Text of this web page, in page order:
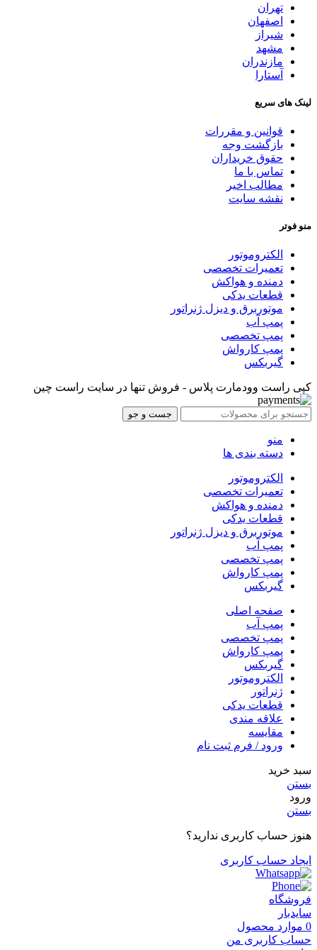
تهران
اصفهان
شیراز
مشهد
مازندران
آستارا
لینک های سریع
قوانین و مقررات
بازگشت وجه
حقوق خریداران
تماس با ما
مطالب اخیر
نقشه سایت
منو فوتر
الکتروموتور
تعمیرات تخصصی
دمنده و هواکش
قطعات یدکی
موتوربرق و دیزل ژنراتور
پمپ آب
پمپ تخصصی
پمپ کارواش
گیربکس
کپی راست وودمارت پلاس - فروش تنها در سایت راست چین
جست و جو
منو
دسته بندی ها
الکتروموتور
تعمیرات تخصصی
دمنده و هواکش
قطعات یدکی
موتوربرق و دیزل ژنراتور
پمپ آب
پمپ تخصصی
پمپ کارواش
گیربکس
صفحه اصلی
پمپ آب
پمپ تخصصی
پمپ کارواش
گیربکس
الکتروموتور
ژنراتور
قطعات یدکی
علاقه مندی
مقایسه
ورود / فرم ثبت نام
سبد خرید
بستن
ورود
بستن
هنوز حساب کاربری ندارید؟
ایجاد حساب کاربری
فروشگاه
سایدبار
0 موارد محصول
حساب کاربری من